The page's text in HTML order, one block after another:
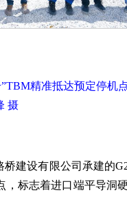
精准抵达预定停
摄
桥建设有限公司承建的
标志着进口端平导洞